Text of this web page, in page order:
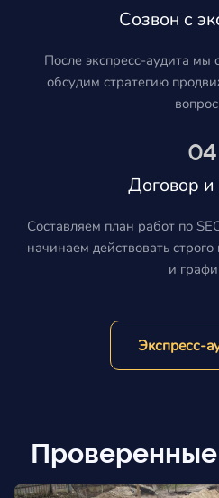
Созвон с
После экспресс-аудита мы
обсудим стратегию
04
Договор и
Составляем план работ по
начинаем действовать
и
Экспресс-
Проверенные